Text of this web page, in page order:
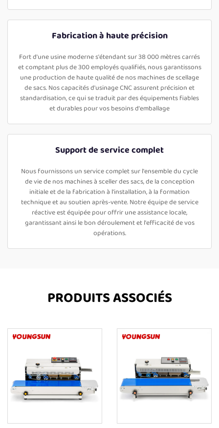
Fabrication à haute précision
Fort d'une usine moderne s'étendant sur 38 000 mètres carrés
et comptant plus de 300 employés qualifiés, nous garantissons
une production de haute qualité de nos machines de scellage
de sacs. Nos capacités d'usinage CNC assurent précision et
standardisation, ce qui se traduit par des équipements fiables
et durables pour vos besoins d'emballage
Support de service complet
Nous fournissons un service complet sur l'ensemble du cycle
de vie de nos machines à sceller des sacs, de la conception
initiale et de la fabrication à l'installation, à la formation
technique et au soutien après-vente. Notre équipe de service
réactive est équipée pour offrir une assistance locale,
garantissant ainsi le bon déroulement et l'efficacité de vos
opérations.
PRODUITS ASSOCIÉS